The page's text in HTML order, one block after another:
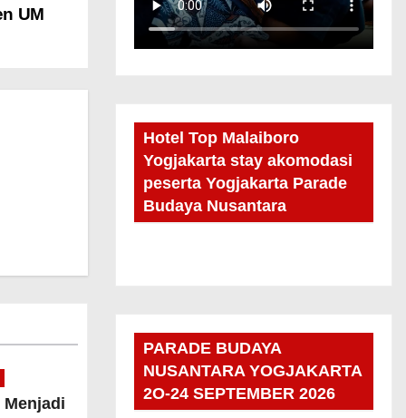
UM
Menjadi
Hotel Top Malaiboro
Yogjakarta stay akomodasi
peserta Yogjakarta Parade
Budaya Nusantara
PARADE BUDAYA
NUSANTARA YOGJAKARTA
2O-24 SEPTEMBER 2026